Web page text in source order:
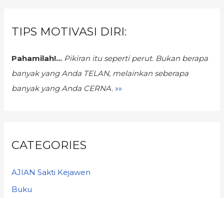
TIPS MOTIVASI DIRI:
Pahamilah!... Pikiran itu seperti perut. Bukan berapa
banyak yang Anda TELAN, melainkan seberapa
banyak yang Anda CERNA. »»
CATEGORIES
AJIAN Sakti Kejawen
Buku